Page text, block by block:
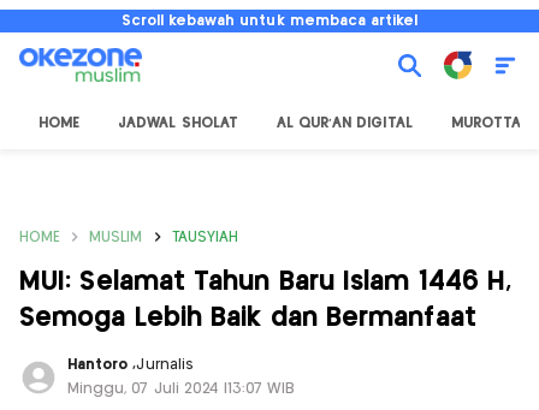
Scroll kebawah untuk membaca artikel
HOME JADWAL SHOLAT AL QUR'AN DIGITAL MUROTTAL
HOME MUSLIM TAUSYIAH
MUI: Selamat Tahun Baru Islam 1446 H,
Semoga Lebih Baik dan Bermanfaat
Hantoro,Jurnalis
Minggu, 07 Juli 2024 |13:07 WIB